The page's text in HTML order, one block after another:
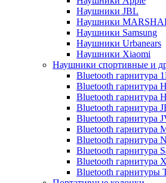
Наушники JBL
Наушники
Наушники Samsung
Наушники Urbanears
Наушники Xiaomi
Наушники спортивные и
Bluetooth гарнитура
Bluetooth гарнитура
Bluetooth гарнитура
Bluetooth гарнитура
Bluetooth гарнитура
Bluetooth гарнитура
Bluetooth гарнитура
Bluetooth гарнитура
Bluetooth гарнитура
Bluetooth гарнитуры